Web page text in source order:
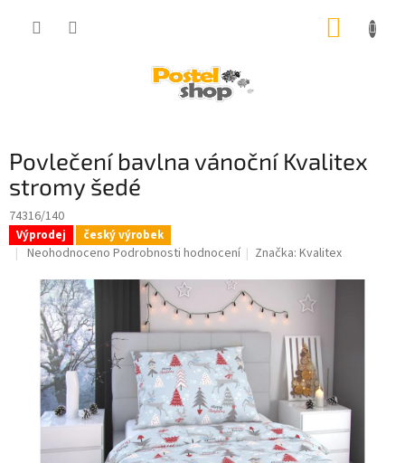
Povlečení bavlna vánoční Kvalitex
stromy šedé
74316/140
Výprodej český výrobek
Průměrné
produktu
0,0
hvězdiček.
Neohodnoceno Podrobnosti hodnocení Značka:Kvalitex